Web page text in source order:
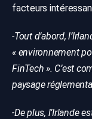
facteurs
-Tout d’abord,
« environnement
FinTech ». C’est
paysage
-De plus, l’Irlande